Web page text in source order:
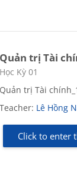
Quản trị Tài
Course category
Học Kỳ 01
Quản trị Tài
Teacher: Lê Hồng
Click to enter